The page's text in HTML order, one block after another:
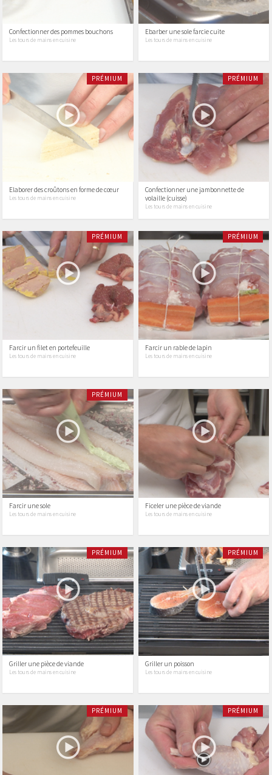
Confectionner des pommes bouchons
Les tours de mains en cuisine
Ebarber une sole farcie cuite
Les tours de mains en cuisine
PRÉMIUM
Elaborer des croûtons en forme de cœur
Les tours de mains en cuisine
PRÉMIUM
Confectionner une jambonnette de
volaille (cuisse)
Les tours de mains en cuisine
PRÉMIUM
Farcir un filet en portefeuille
Les tours de mains en cuisine
PRÉMIUM
Farcir un rable de lapin
Les tours de mains en cuisine
PRÉMIUM
Farcir une sole
Les tours de mains en cuisine
Ficeler une pièce de viande
Les tours de mains en cuisine
PRÉMIUM
Griller une pièce de viande
Les tours de mains en cuisine
PRÉMIUM
Griller un poisson
Les tours de mains en cuisine
PRÉMIUM PRÉMIUM